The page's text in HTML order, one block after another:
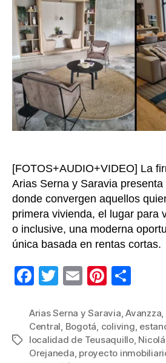
[FOTOS+AUDIO+VIDEO] La
Arias Serna y Saravia
donde convergen aquellos
primera vivienda, el lugar para
o inclusive, una moderna
única basada en rentas cortas.
F
c
e
b
T
tt
er
E
ail
Pi
er
e
st
m
p
ar
Etiquetas
Arias Serna y Saravia ,Avanzza
Central Bogotá coliving
localidad de Teusaquillo,
Orejaneda proyecto